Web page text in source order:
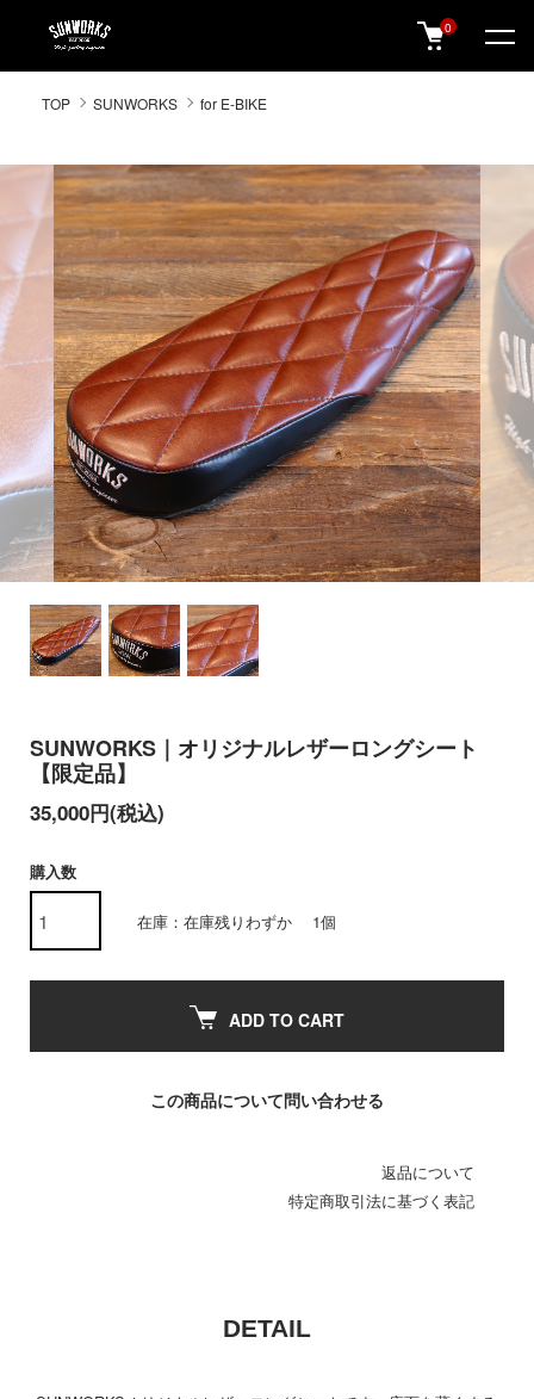
SUNWORKS 公式オンラインショップ
0
TOP SUNWORKS for E-BIKE
SUNWORKS｜オリジナルレザーロングシート
【限定品】
35,000円(税込)
購入数
在庫：在庫残りわずか 1個
ADD TO CART
この商品について問い合わせる
返品について
特定商取引法に基づく表記
DETAIL